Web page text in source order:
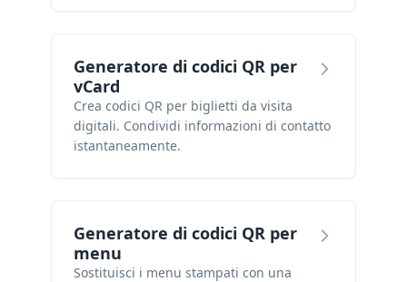
Generatore di codici QR per
vCard
Crea codici QR per biglietti da visita
digitali. Condividi informazioni di contatto
istantaneamente.
Generatore di codici QR per
menu
Sostituisci i menu stampati con una